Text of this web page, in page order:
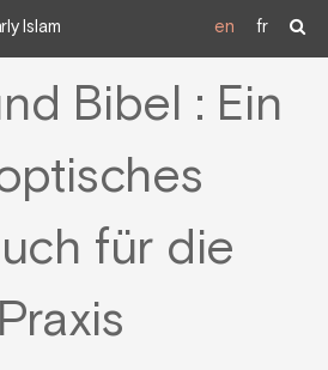
Islam en fr
Bibel : Ein
für die
Praxis